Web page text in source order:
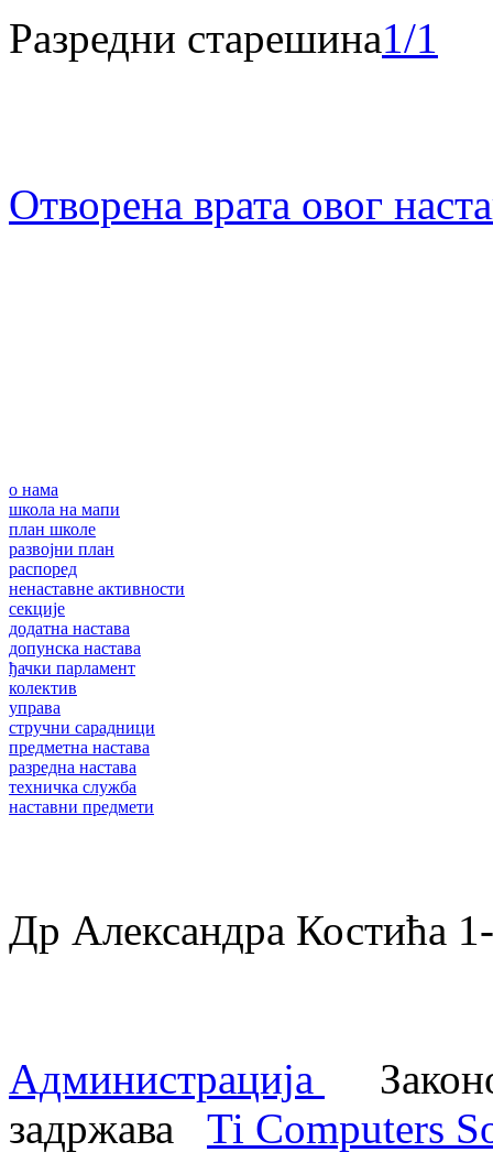
Разредни старешина1/1
Отворена врата овог
о нама
школа на мапи
план школе
развојни план
распоред
ненаставне активности
секције
додатна настава
допунска настава
ђачки парламент
колектив
управа
стручни сарадници
предметна настава
разредна настава
техничка служба
наставни предмети
Др Александра Костића
Администрација
задржава Ti Computers